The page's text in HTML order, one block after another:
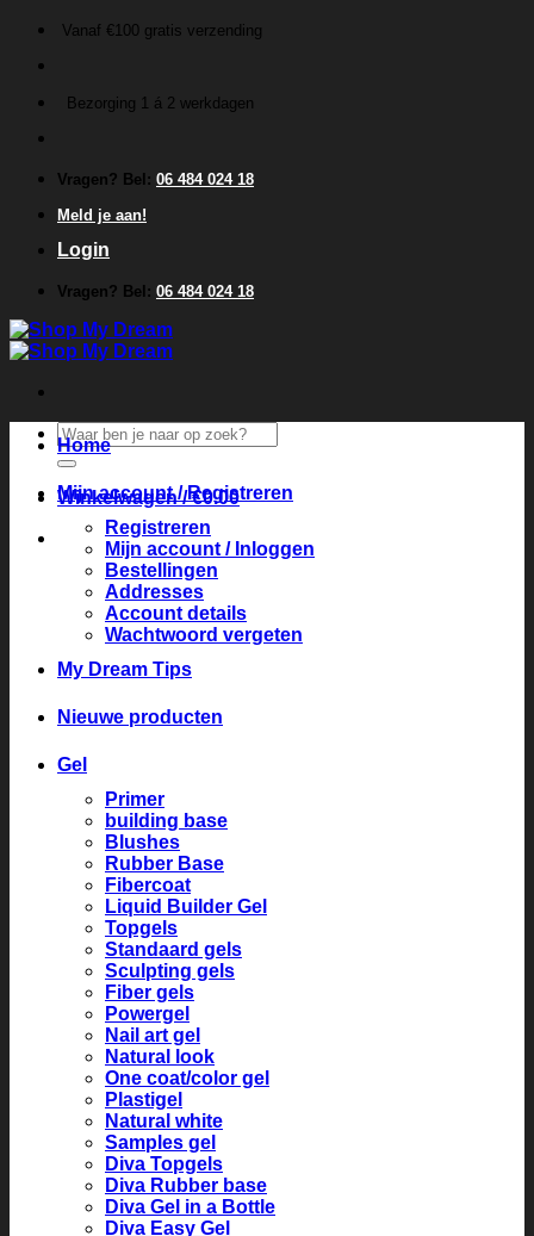
inhoud
Vanaf €100 gratis verzending
Bezorging 1 á 2 werkdagen
Vragen? Bel: 06 484 024 18
Meld je aan!
Login
Vragen? Bel: 06 484 024 18
Zoeken
naar:
Winkelwagen /€0.00
Home
Mijn account / Registreren
Registreren
Mijn account / Inloggen
Bestellingen
Addresses
Account details
Wachtwoord vergeten
My Dream Tips
Nieuwe producten
Gel
Primer
building base
Blushes
Rubber Base
Fibercoat
Liquid Builder Gel
Topgels
Standaard gels
Sculpting gels
Fiber gels
Powergel
Nail art gel
Natural look
One coat/color gel
Plastigel
Natural white
Samples gel
Diva Topgels
Diva Rubber base
Diva Gel in a Bottle
Diva Easy Gel